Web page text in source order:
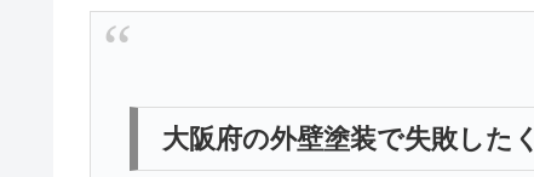
大阪府の外壁塗装で失敗した